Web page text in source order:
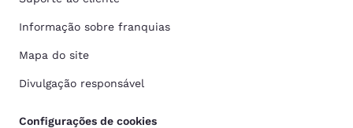
Informação sobre franquias
Mapa do site
Divulgação responsável
Configurações de cookies